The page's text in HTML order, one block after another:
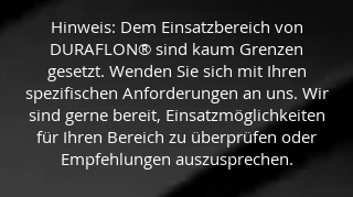
Hinweis: Dem Einsatzbereich von
DURAFLON® sind kaum Grenzen
gesetzt. Wenden Sie sich mit Ihren
spezifischen Anforderungen an uns. Wir
sind gerne bereit, Einsatzmöglichkeiten
für Ihren Bereich zu überprüfen oder
Empfehlungen auszusprechen.